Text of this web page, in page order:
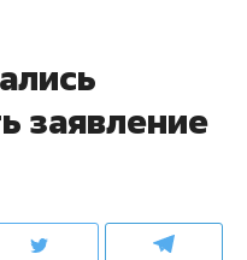
заявление